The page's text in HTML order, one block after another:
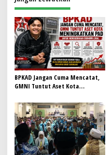
BPKAD Jangan Cuma Mencatat,
GMNI Tuntut Aset Kota
menggerakan Ekonomi Lokal